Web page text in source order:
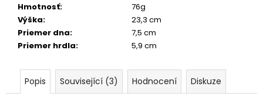
Hmotnosť:
76g
Výška:
23,3 cm
Priemer dna:
7,5 cm
Priemer hrdla: 5,9 cm
Popis Související (3) Hodnocení Diskuze